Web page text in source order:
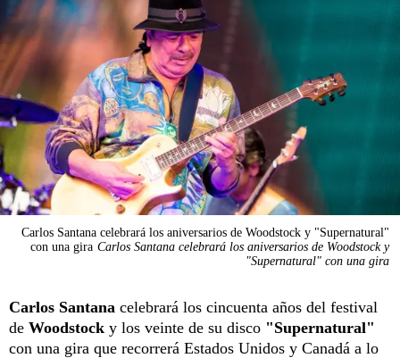
Carlos Santana celebrará los aniversarios de Woodstock y "Supernatural"
con una gira Carlos Santana celebrará los aniversarios de Woodstock y
"Supernatural" con una gira
Carlos Santana celebrará los cincuenta años del festival
de Woodstock y los veinte de su disco "Supernatural"
con una gira que recorrerá Estados Unidos y Canadá a lo